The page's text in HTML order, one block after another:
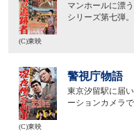
マンホールに漂
シリーズ第七弾。
(C)東映
警視庁物語
東京汐留駅に届
ーションカメラ
(C)東映